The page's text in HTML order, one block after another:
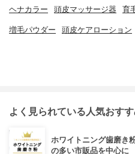
ヘナカラー 頭皮マッサージ器 育
増毛パウダー 頭皮ケアローション
よく見られている人気おす
ホワイトニング歯磨き
の多い市販品を中心に